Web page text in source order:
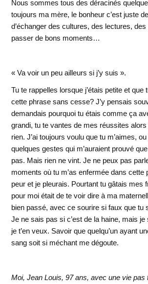
Nous sommes tous des déracinés
toujours ma mère, le bonheur c’est juste
d’échanger des cultures, des lectures,
passer de bons moments…
« Va voir un peu ailleurs si j’y suis ».
Tu te rappelles lorsque j’étais petite et que
cette phrase sans cesse? J’y pensais
demandais pourquoi tu étais comme ça
grandi, tu te vantes de mes réussites alors
rien. J’ai toujours voulu que tu m’aimes,
quelques gestes qui m’auraient prouvé
pas. Mais rien ne vint. Je ne peux pas
moments où tu m’as enfermée dans cette
peur et je pleurais. Pourtant tu gâtais mes
pour moi était de te voir dire à ma
bien passé, avec ce sourire si faux que tu
Je ne sais pas si c’est de la haine, mais
je t’en veux. Savoir que quelqu’un ayant
sang soit si méchant me dégoute.
Moi, Jean Louis, 97 ans, avec une vie pas